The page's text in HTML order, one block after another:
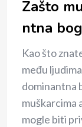
Zašto
ntna
Kao što
među
dominantna
muškarcima
mogle biti